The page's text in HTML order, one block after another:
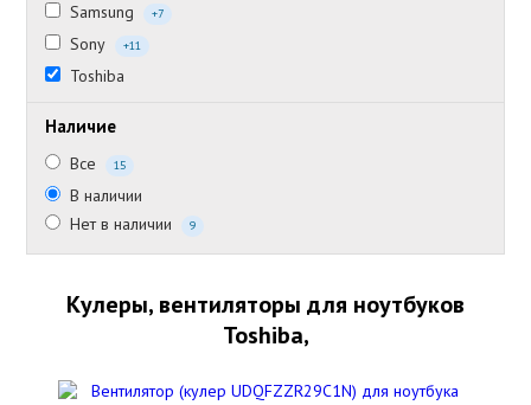
Samsung +7
Sony +11
Toshiba
Наличие
Все 15
В наличии
Нет в наличии
9
Кулеры, вентиляторы для ноутбуков
Toshiba,